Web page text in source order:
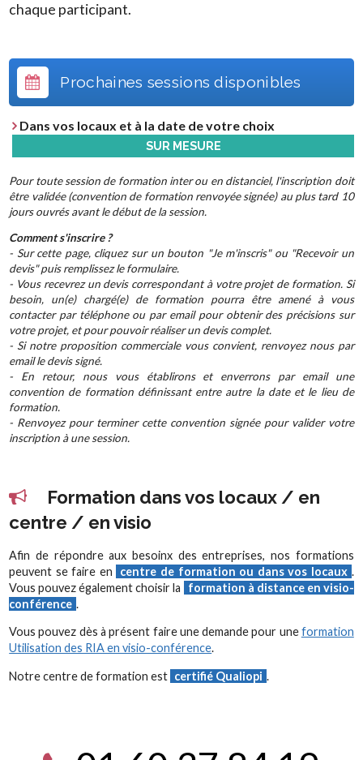
chaque participant.
Prochaines sessions disponibles
Dans vos locaux et à la date de votre choix
SUR MESURE
Pour toute session de formation inter ou en distanciel, l'inscription doit
être validée (convention de formation renvoyée signée) au plus tard 10
jours ouvrés avant le début de la session.
Comment s'inscrire ?
- Sur cette page, cliquez sur un bouton "Je m'inscris" ou "Recevoir un
devis" puis remplissez le formulaire.
- Vous recevrez un devis correspondant à votre projet de formation. Si
besoin, un(e) chargé(e) de formation pourra être amené à vous
contacter par téléphone ou par email pour obtenir des précisions sur
votre projet, et pour pouvoir réaliser un devis complet.
- Si notre proposition commerciale vous convient, renvoyez nous par
email le devis signé.
- En retour, nous vous établirons et enverrons par email une
convention de formation définissant entre autre la date et le lieu de
formation.
- Renvoyez pour terminer cette convention signée pour valider votre
inscription à une session.
Formation dans vos locaux / en
centre / en visio
Afin de répondre aux besoinx des entreprises, nos formations
peuvent se faire en
centre de formation ou dans vos locaux .
Vous pouvez également choisir la
formation à distance en visio-
conférence .
Vous pouvez dès à présent faire une demande pour uneformation
Utilisation des RIA en visio-conférence.
Notre centre de formation est certifié Qualiopi .